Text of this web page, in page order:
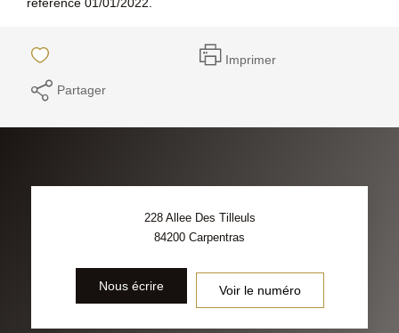
Imprimer
Partager
228 Allee Des Tilleuls
84200 Carpentras
Nous écrire Voir le numéro